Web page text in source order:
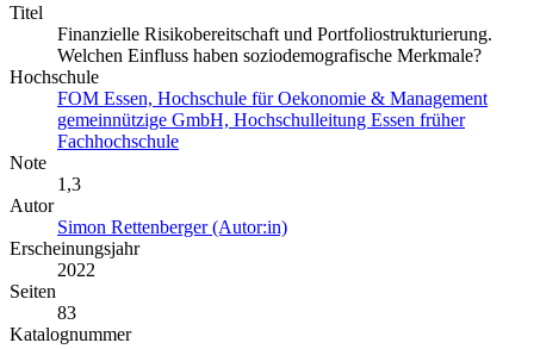
Titel
Finanzielle Risikobereitschaft und Portfoliostrukturierung.
Welchen Einfluss haben soziodemografische Merkmale?
Hochschule
FOM Essen, Hochschule für Oekonomie & Management
gemeinnützige GmbH, Hochschulleitung Essen früher
Fachhochschule
Note
1,3
Autor
Simon Rettenberger (Autor:in)
Erscheinungsjahr
2022
Seiten
83
Katalognummer